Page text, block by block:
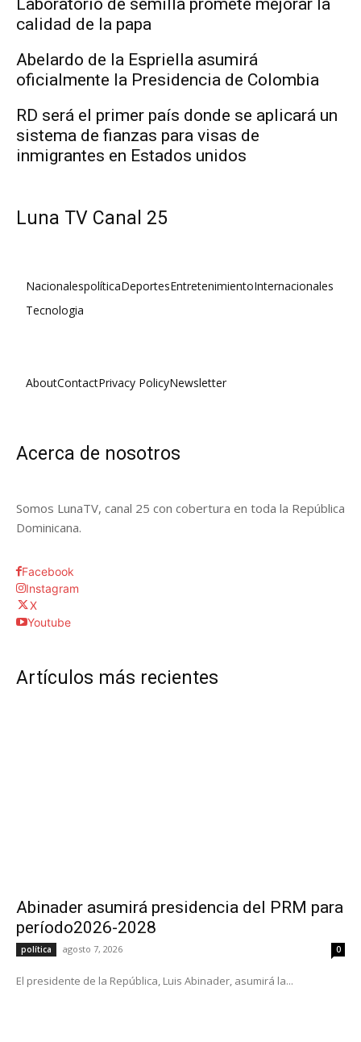
Laboratorio de semilla promete mejorar la
calidad de la papa
Abelardo de la Espriella asumirá
oficialmente la Presidencia de Colombia
RD será el primer país donde se aplicará un
sistema de fianzas para visas de
inmigrantes en Estados unidos
Luna TV Canal 25
NacionalespolíticaDeportesEntretenimientoInternacionales
Tecnologia
AboutContactPrivacy PolicyNewsletter
Acerca de nosotros
Somos LunaTV, canal 25 con cobertura en toda la República
Dominicana.
Facebook
Instagram
X
Youtube
Artículos más recientes
Abinader asumirá presidencia del PRM para
período2026-2028
política agosto 7, 2026 0
El presidente de la República, Luis Abinader, asumirá la...